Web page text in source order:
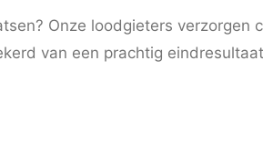
Onze loodgieters verzorgen
van een prachtig